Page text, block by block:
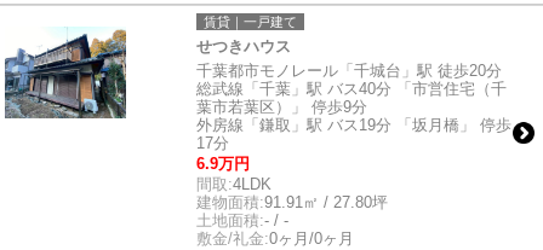
賃貸｜一戸建て
せつきハウス
千葉都市モノレール「千城台」駅 徒歩20分
総武線「千葉」駅 バス40分 「市営住宅（千
葉市若葉区）」 停歩9分
外房線「鎌取」駅 バス19分 「坂月橋」 停歩
17分
6.9万円
間取:4LDK
建物面積:91.91㎡ / 27.80坪
土地面積:- / -
敷金/礼金:0ヶ月/0ヶ月